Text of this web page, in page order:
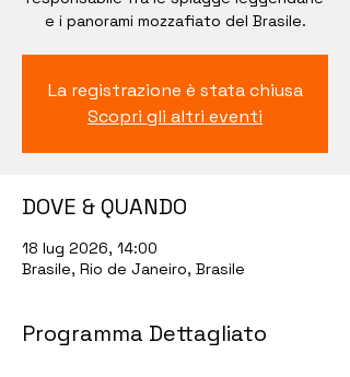
e i panorami mozzafiato del Brasile.
La registrazione è stata chiusa
Scopri gli altri eventi
DOVE & QUANDO
18 lug 2026, 14:00
Brasile, Rio de Janeiro, Brasile
Programma Dettagliato